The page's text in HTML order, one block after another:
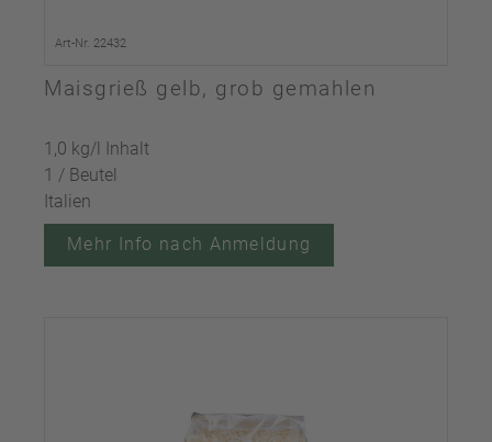
Art-Nr. 22432
Maisgrieß gelb, grob gemahlen
1,0 kg/l Inhalt
1 / Beutel
Italien
Mehr Info nach Anmeldung